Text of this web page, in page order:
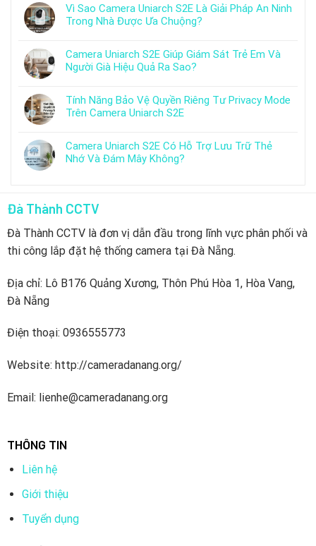
Vì Sao Camera Uniarch S2E Là Giải Pháp An Ninh
Trong Nhà Được Ưa Chuộng?
Camera Uniarch S2E Giúp Giám Sát Trẻ Em Và
Người Già Hiệu Quả Ra Sao?
Tính Năng Bảo Vệ Quyền Riêng Tư Privacy Mode
Trên Camera Uniarch S2E
Camera Uniarch S2E Có Hỗ Trợ Lưu Trữ Thẻ
Nhớ Và Đám Mây Không?
Đà Thành CCTV
Đà Thành CCTV là đơn vị dẫn đầu trong lĩnh vực phân phối và
thi công lắp đặt hệ thống camera tại Đà Nẵng.
Địa chỉ: Lô B176 Quảng Xương, Thôn Phú Hòa 1, Hòa Vang,
Đà Nẵng
Điện thoại: 0936555773
Website: http://cameradanang.org/
Email: lienhe@cameradanang.org
THÔNG TIN
Liên hệ
Giới thiệu
Tuyển dụng